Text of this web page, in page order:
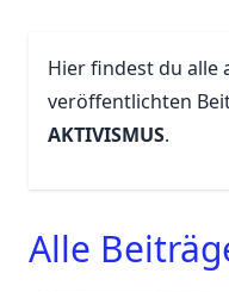
Hier findest du alle
veröffentlichten
AKTIVISMUS.
Alle